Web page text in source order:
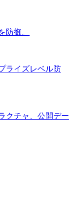
防御。
ライズレベル防
クチャ、公開デー